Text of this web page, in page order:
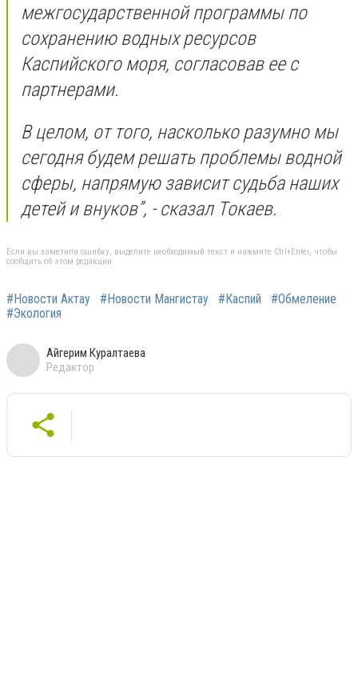
межгосударственной программы по
сохранению водных ресурсов
Каспийского моря, согласовав ее с
партнерами.
В целом, от того, насколько разумно мы
сегодня будем решать проблемы водной
сферы, напрямую зависит судьба наших
детей и внуков”, - сказал Токаев.
Если вы заметили ошибку, выделите необходимый текст и нажмите Ctrl+Enter, чтобы
сообщить об этом редакции
#Новости Актау #Новости Мангистау #Каспий
#Обмеление
#Экология
Айгерим Куралтаева
Редактор